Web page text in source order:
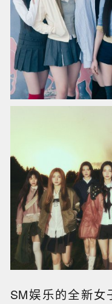
SM娱乐的全新女